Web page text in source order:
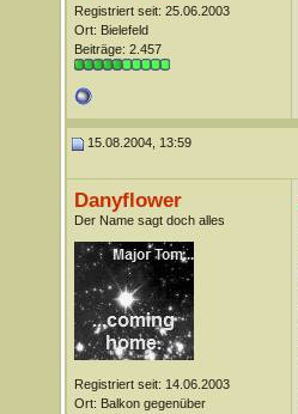
Registriert seit: 25.06.2003
Ort: Bielefeld
Beiträge: 2.457
15.08.2004, 13:59
Danyflower
Der Name sagt doch alles
Registriert seit: 14.06.2003
Ort: Balkon gegenüber